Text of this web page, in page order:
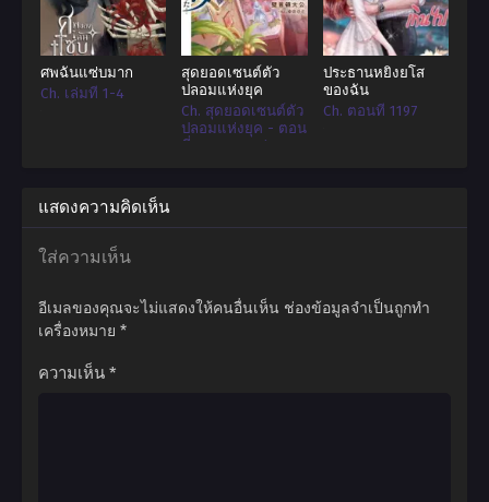
ศพฉันแซ่บมาก
Ch. เล่มที่ 1-4
สุดยอดเซนต์ตัว
ปลอมแห่งยุค
Ch. สุดยอดเซนต์ตัว
ปลอมแห่งยุค - ตอน
ที่ 107 Sequel
ประธานหยิ่งยโส
ของฉัน
Ch. ตอนที่ 1197
แสดงความคิดเห็น
ใส่ความเห็น
อีเมลของคุณจะไม่แสดงให้คนอื่นเห็น ช่องข้อมูลจำเป็นถูกทำ
เครื่องหมาย *
ความเห็น *